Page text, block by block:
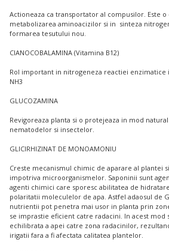
Actioneaza ca transportator al compusilor. Este
metabolizarea aminoacizilor si in sinteza
formarea tesutului nou.
CIANOCOBALAMINA (Vitamina B12)
Rol important in nitrogeneza reactiei enzimatice
NH3
GLUCOZAMINA
Revigoreaza planta si o protejeaza in mod
nematodelor si insectelor.
GLICIRHIZINAT DE MONOAMONIU
Creste mecanismul chimic de aparare al plantei
impotriva microorganismelor. Saponinii sunt
agenti chimici care sporesc abilitatea de
polaritatii moleculelor de apa. Astfel adaosul de
nutrientii pot penetra mai usor in planta prin
se imprastie eficient catre radacini. In acest mod
echilibrata a apei catre zona radacinilor,
irigatii fara a fi afectata calitatea plantelor.